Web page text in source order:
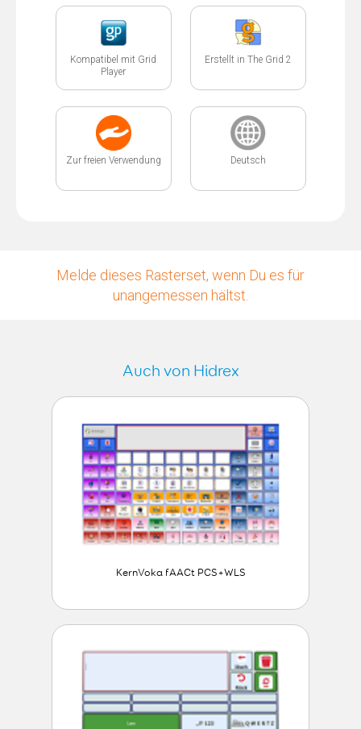
Kompatibel mit Grid
Player
Erstellt in The Grid 2
Zur freien Verwendung Deutsch
Melde dieses Rasterset, wenn Du es für
unangemessen hältst.
Auch von Hidrex
KernVoka fAACt PCS+WLS